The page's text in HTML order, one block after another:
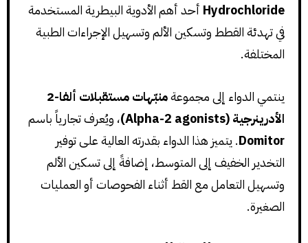
Hydrochloride أحد أهم الأدوية البيطرية المستخدمة
في تهدئة القطط وتسكين الألم وتسهيل الإجراءات الطبية
المختلفة.
ينتمي الدواء إلى مجموعة
منبّهات مستقبلات ألفا-2
الأدرينرجية (Alpha-2 agonists)
، ويُعرف تجارياً باسم
Domitor. يتميز هذا الدواء بقدرته العالية على توفير
التخدير الخفيف إلى المتوسط، إضافةً إلى تسكين الألم
وتسهيل التعامل مع القط أثناء الفحوصات أو العمليات
الصغيرة.